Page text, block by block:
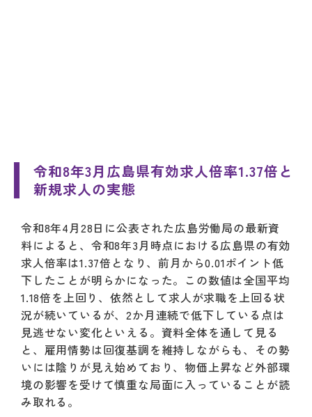
令和8年3月広島県有効求人倍率1.37倍と
新規求人の実態
令和8年4月28日に公表された広島労働局の最新資
料によると、令和8年3月時点における広島県の有効
求人倍率は1.37倍となり、前月から0.01ポイント低
下したことが明らかになった。この数値は全国平均
1.18倍を上回り、依然として求人が求職を上回る状
況が続いているが、2か月連続で低下している点は
見逃せない変化といえる。資料全体を通して見る
と、雇用情勢は回復基調を維持しながらも、その勢
いには陰りが見え始めており、物価上昇など外部環
境の影響を受けて慎重な局面に入っていることが読
み取れる。